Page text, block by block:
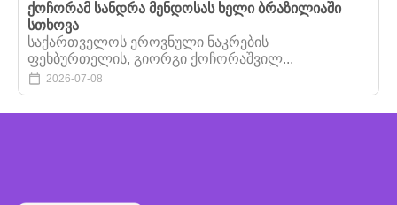
ქოჩორამ სანდრა მენდოსას ხელი ბრაზილიაში
სთხოვა
საქართველოს ეროვნული ნაკრების
ფეხბურთელის, გიორგი ქოჩორაშვილ...
2026-07-08